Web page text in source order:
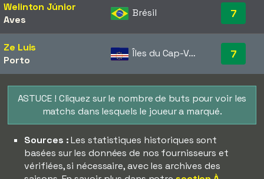
Welinton Júnior
Aves
Brésil 7
Ze Luis
Porto
Îles du Cap-Vert 7
ASTUCE ! Cliquez sur le nombre de buts pour voir les
matchs dans lesquels le joueur a marqué.
Sources :Les statistiques historiques sont
basées sur les données de nos fournisseurs et
vérifiées, si nécessaire, avec les archives des